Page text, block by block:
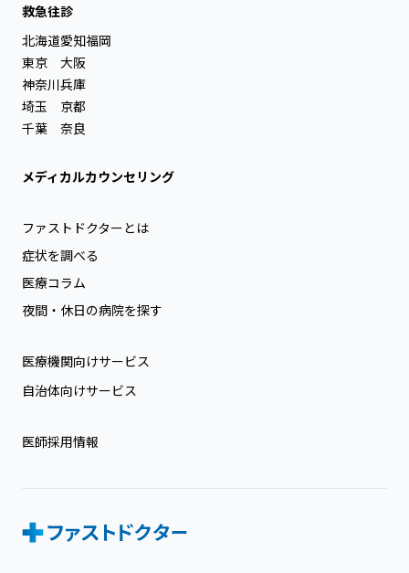
救急往診
北海道
東京
神奈川
埼玉
千葉
愛知
大阪
兵庫
京都
奈良
福岡
メディカルカウンセリング
ファストドクターとは
症状を調べる
医療コラム
夜間・休日の病院を探す
医療機関向けサービス
自治体向けサービス
医師採用情報